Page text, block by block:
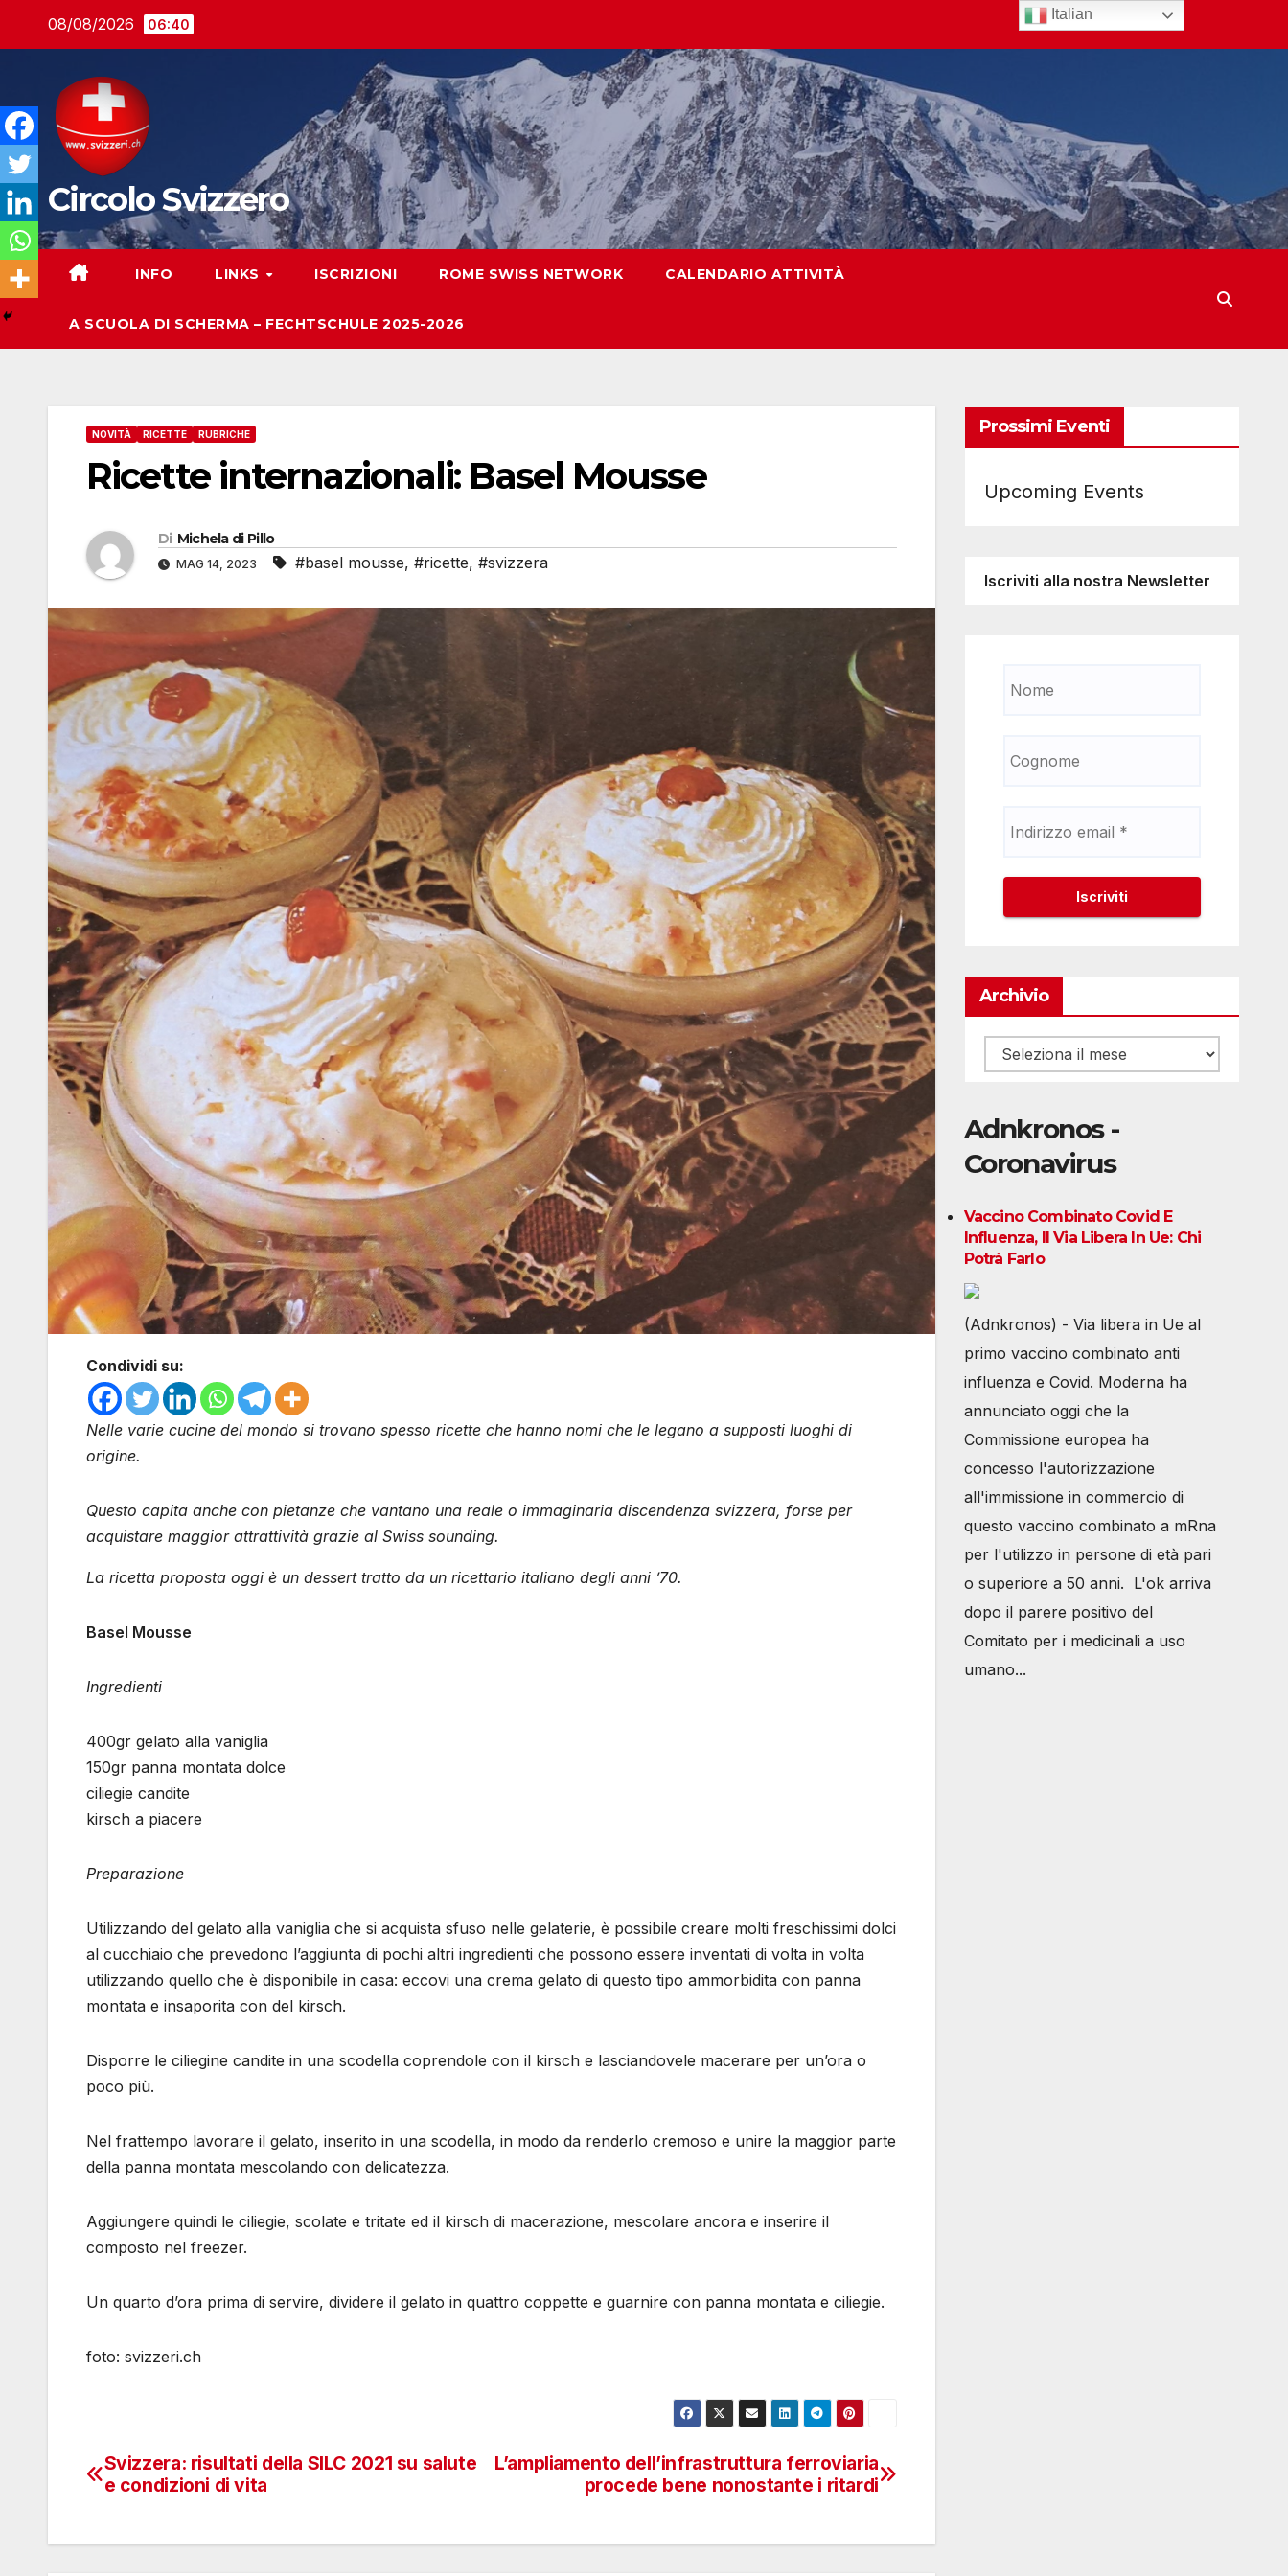
08/08/2026 06:40
Circolo Svizzero
INFO LINKS ISCRIZIONI ROME SWISS NETWORK CALENDARIO ATTIVITÀ
A SCUOLA DI SCHERMA – FECHTSCHULE 2025-2026
NOVITÀ RICETTE RUBRICHE
Ricette internazionali: Basel Mousse
Di Michela di Pillo
MAG 14, 2023 #basel mousse, #ricette, #svizzera
Condividi su:
Nelle varie cucine del mondo si trovano spesso ricette che hanno nomi che le legano a supposti luoghi di
origine.
Questo capita anche con pietanze che vantano una reale o immaginaria discendenza svizzera, forse per
acquistare maggior attrattività grazie al Swiss sounding.
La ricetta proposta oggi è un dessert tratto da un ricettario italiano degli anni ’70.
Basel Mousse
Ingredienti
400gr gelato alla vaniglia
150gr panna montata dolce
ciliegie candite
kirsch a piacere
Preparazione
Utilizzando del gelato alla vaniglia che si acquista sfuso nelle gelaterie, è possibile creare molti freschissimi dolci
al cucchiaio che prevedono l’aggiunta di pochi altri ingredienti che possono essere inventati di volta in volta
utilizzando quello che è disponibile in casa: eccovi una crema gelato di questo tipo ammorbidita con panna
montata e insaporita con del kirsch.
Disporre le ciliegine candite in una scodella coprendole con il kirsch e lasciandovele macerare per un’ora o
poco più.
Nel frattempo lavorare il gelato, inserito in una scodella, in modo da renderlo cremoso e unire la maggior parte
della panna montata mescolando con delicatezza.
Aggiungere quindi le ciliegie, scolate e tritate ed il kirsch di macerazione, mescolare ancora e inserire il
composto nel freezer.
Un quarto d’ora prima di servire, dividere il gelato in quattro coppette e guarnire con panna montata e ciliegie.
foto: svizzeri.ch
Navigazione
L’ampliamento dell’infrastruttura ferroviaria
procede bene nonostante i ritardi
Svizzera: risultati della SILC 2021 su salute
e condizioni di vita
Prossimi Eventi
Upcoming Events
Iscriviti alla nostra Newsletter
Archivio
Archivio
Adnkronos -
Coronavirus
Vaccino Combinato Covid E
Influenza, Il Via Libera In Ue: Chi
Potrà Farlo
(Adnkronos) - Via libera in Ue al
primo vaccino combinato anti
influenza e Covid. Moderna ha
annunciato oggi che la
Commissione europea ha
concesso l'autorizzazione
all'immissione in commercio di
questo vaccino combinato a mRna
per l'utilizzo in persone di età pari
o superiore a 50 anni. L'ok arriva
dopo il parere positivo del
Comitato per i medicinali a uso
umano...
Italian